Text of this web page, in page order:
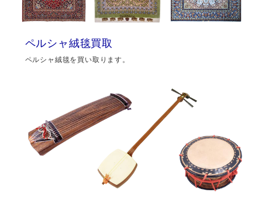
ペルシャ絨毯買取
ペルシャ絨毯を買い取ります。